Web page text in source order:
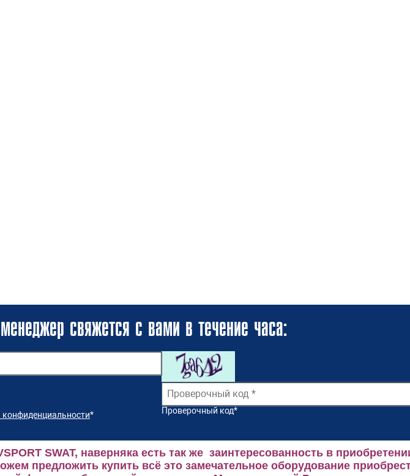
свяжется с вами в течение часа:
конфиденциальности* Проверочный код*
SWAT, наверняка есть так же заинтересованность в
предложить купить всё это замечательное оборудование